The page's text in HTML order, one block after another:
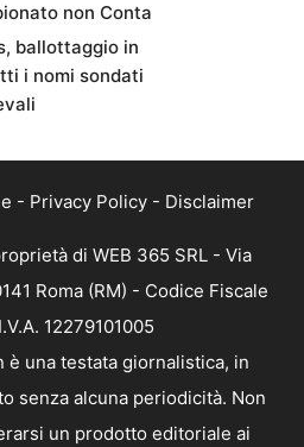
non Conta
ballottaggio in
i nomi sondati
- Privacy Policy - Disclaimer
di WEB 365 SRL - Via
Roma (RM) - Codice Fiscale
12279101005
è una testata giornalistica, in
senza alcuna periodicità. Non
un prodotto editoriale ai